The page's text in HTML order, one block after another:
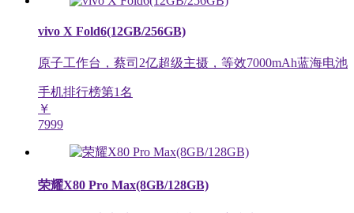
vivo X Fold6(12GB/256GB)
原子工作台，蔡司2亿超级主摄，等效7000mAh蓝海电池
手机排行榜第1名
￥
7999
荣耀X80 Pro Max(8GB/128GB)